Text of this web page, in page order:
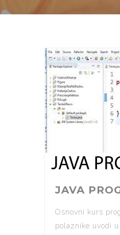
JAVA
Osnovni kurs
polaznike uvodi